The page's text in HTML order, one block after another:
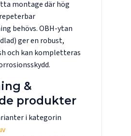
montage där hög
behövs. OBH-ytan
ger en robust,
och kan kompletteras
&
produkter
i kategorin